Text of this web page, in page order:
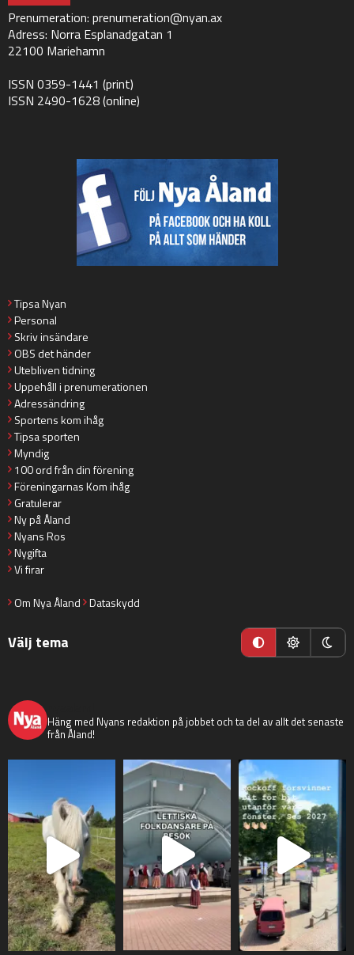
Prenumeration: prenumeration@nyan.ax
Adress: Norra Esplanadgatan 1
22100 Mariehamn
ISSN 0359-1441 (print)
ISSN 2490-1628 (online)
Tipsa Nyan
Personal
Skriv insändare
OBS det händer
Utebliven tidning
Uppehåll i prenumerationen
Adressändring
Sportens kom ihåg
Tipsa sporten
Myndig
100 ord från din förening
Föreningarnas Kom ihåg
Gratulerar
Ny på Åland
Nyans Ros
Nygifta
Vi firar
Om Nya Åland Dataskydd
Välj tema
Häng med Nyans redaktion på jobbet och ta del av allt det senaste
från Åland!